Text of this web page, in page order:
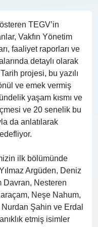
TEGV’in
Vakfın Yönetim
faaliyet raporları ve
detaylı olarak
projesi, bu yazılı
ve emek vermiş
yaşam kısmı ve
ve 20 senelik bu
da anlatılarak
ilk bölümünde
Argüden, Deniz
Davran, Nesteren
Neşe Nahum,
Şahin ve Erdal
etmiş isimler